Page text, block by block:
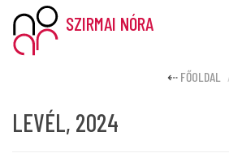
SZIRMAI NÓRA
FŐOLDAL
LEVÉL, 2024